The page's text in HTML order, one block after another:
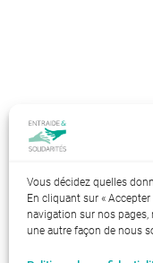
Vous décidez quelles
En cliquant sur «
navigation sur nos
une autre façon de nous